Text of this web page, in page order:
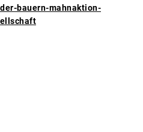
bauern-mahnaktion-